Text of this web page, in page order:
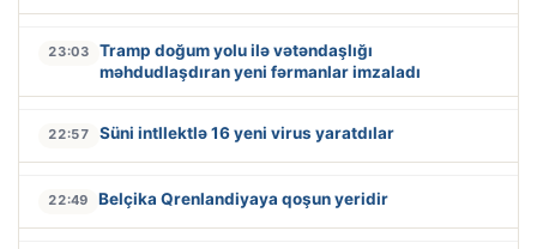
23:03
Tramp doğum yolu ilə vətəndaşlığı
məhdudlaşdıran yeni fərmanlar imzaladı
22:57 Süni intllektlə 16 yeni virus yaratdılar
22:49 Belçika Qrenlandiyaya qoşun yeridir